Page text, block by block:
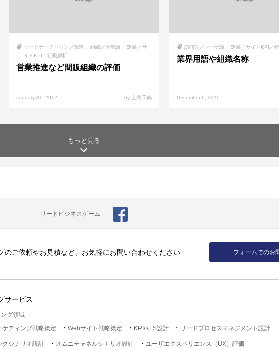
リードナーチャリング関連 組織／体制論
定義／サ
イトKPI／行動解析
営業推進など間販組織の評価
January 31, 2012 by 上島千鶴
訪問先／マーケ論 定義／サイトKPI／
業界用語や組織名称
December 6, 2011
もっと見る
リードビジネスゲーム
のご依頼やお見積など、お気軽にお問い合わせください フォームでのお
サービス
グ領域
ケティング戦略策定
Webサイト戦略策定 KPI/KFS設計 リードプロセスマネジメント設計
グシナリオ設計 オムニチャネルシナリオ設計 ユーザエクスペリエンス（UX）評価